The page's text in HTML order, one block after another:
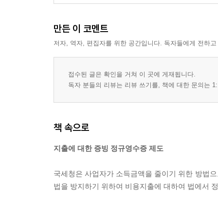
SECTION 03 세무사사무소 장부 대행 및 협조
- 매출 관련 서류 제출
- 매입 관련 서류 제출
- 소득세 신고 관련 서류 제출
[제4부] 소득과 세금, 종합소득세, 지방세
- 거주자(개인)의 소득과 세금
- 원천징수제도 및 분리과세
- 소비 행위에 대하여 부담하는 세금
- 세금 신고 및 납부일정표
보장
만든 이 코멘트
저자, 역자, 편집자를 위한 공간입니다. 독자들에게 전하
접수된 글은 확인을 거쳐 이 곳에 게재됩니다.
독자 분들의 리뷰는 리뷰 쓰기를, 책에 대한 문의는
책 속으로
지출에 대한 증빙 정규영수증 제도
국세청은 사업자가 소득금액을 줄이기 위한 방법
법을 방지하기 위하여 비용지출에 대하여 법에서